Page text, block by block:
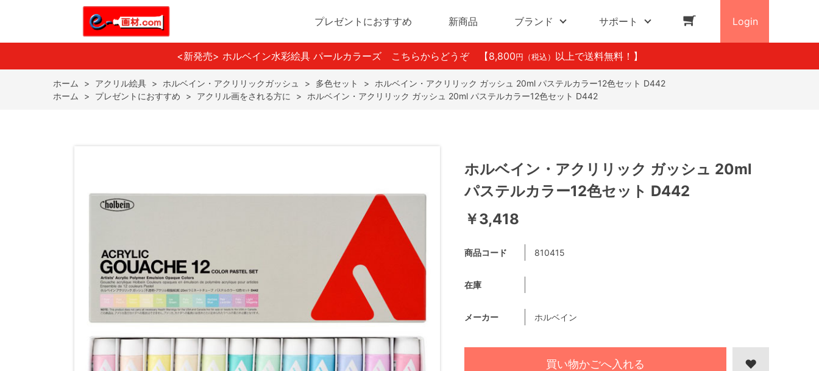
プレゼントにおすすめ 新商品 ブランド サポート Login
<新発売> ホルベイン水彩絵具 パールカラーズ こちらからどうぞ 【8,800 円（税込） 以上で送料無料！】
ホーム > アクリル絵具 > ホルベイン・アクリリックガッシュ > 多色セット >
ホルベイン・アクリリック ガッシュ 20ml パステルカラー12色セット D442
ホーム
> プレゼントにおすすめ > アクリル画をされる方に > ホルベイン・アクリリック ガッシュ 20ml パステルカラー12色セット D442
ホルベイン・アクリリック ガッシュ 20ml
パステルカラー12色セット D442
￥3,418
商品コード 810415
在庫
メーカー ホルベイン
買い物かごへ入れる